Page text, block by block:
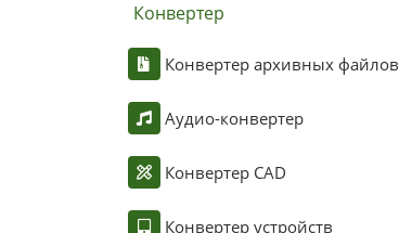
Конвертер
Конвертер архивных файлов
Аудио-конвертер
Конвертер CAD
Конвертер устройств